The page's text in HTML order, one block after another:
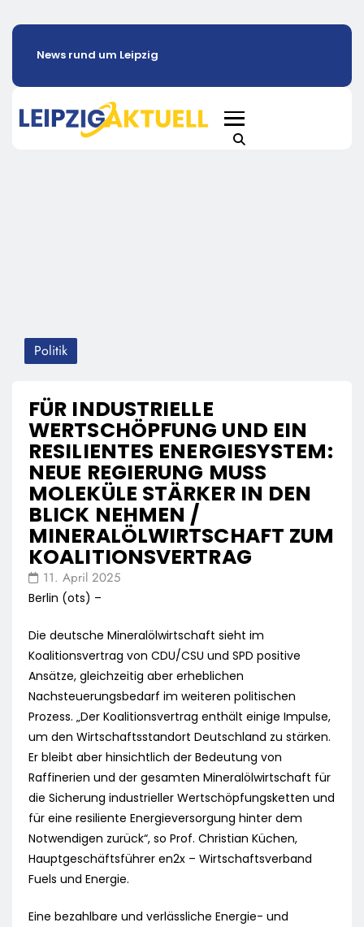
News rund um Leipzig
Politik
FÜR INDUSTRIELLE
WERTSCHÖPFUNG UND EIN
RESILIENTES ENERGIESYSTEM:
NEUE REGIERUNG MUSS
MOLEKÜLE STÄRKER IN DEN
BLICK NEHMEN /
MINERALÖLWIRTSCHAFT ZUM
KOALITIONSVERTRAG
11. April 2025
Berlin (ots) –
Die deutsche Mineralölwirtschaft sieht im
Koalitionsvertrag von CDU/CSU und SPD positive
Ansätze, gleichzeitig aber erheblichen
Nachsteuerungsbedarf im weiteren politischen
Prozess. „Der Koalitionsvertrag enthält einige Impulse,
um den Wirtschaftsstandort Deutschland zu stärken.
Er bleibt aber hinsichtlich der Bedeutung von
Raffinerien und der gesamten Mineralölwirtschaft für
die Sicherung industrieller Wertschöpfungsketten und
für eine resiliente Energieversorgung hinter dem
Notwendigen zurück“, so Prof. Christian Küchen,
Hauptgeschäftsführer en2x – Wirtschaftsverband
Fuels und Energie.
Eine bezahlbare und verlässliche Energie- und